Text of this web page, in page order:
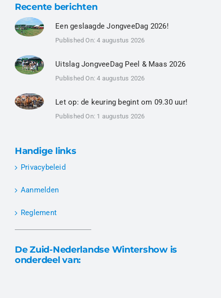
Recente berichten
Een geslaagde JongveeDag 2026!
Published On: 4 augustus 2026
Uitslag JongveeDag Peel & Maas 2026
Published On: 4 augustus 2026
Let op: de keuring begint om 09.30 uur!
Published On: 1 augustus 2026
Handige links
Privacybeleid
Aanmelden
Reglement
De Zuid-Nederlandse Wintershow is
onderdeel van: